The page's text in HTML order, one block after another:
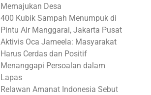
Memajukan Desa
400 Kubik Sampah Menumpuk di
Pintu Air Manggarai, Jakarta Pusat
Aktivis Oca Jameela: Masyarakat
Harus Cerdas dan Positif
Menanggapi Persoalan dalam
Lapas
Relawan Amanat Indonesia Sebut